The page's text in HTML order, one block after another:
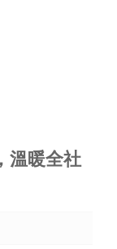
溫暖全社